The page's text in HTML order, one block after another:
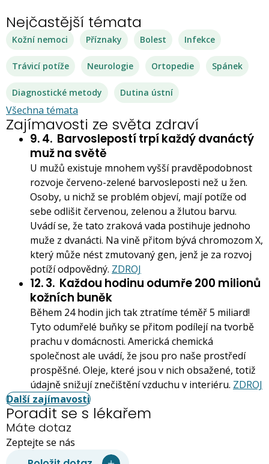
Nejčastější témata
Kožní nemoci Příznaky Bolest Infekce
Trávicí potíže Neurologie Ortopedie Spánek
Diagnostické metody Dutina ústní
Všechna témata
Zajímavosti ze světa zdraví
9. 4. Barvoslepostí trpí každý dvanáctý
muž na světě
U mužů existuje mnohem vyšší pravděpodobnost
rozvoje červeno-zelené barvosleposti než u žen.
Osoby, u nichž se problém objeví, mají potíže od
sebe odlišit červenou, zelenou a žlutou barvu.
Uvádí se, že tato zraková vada postihuje jednoho
muže z dvanácti. Na vině přitom bývá chromozom X,
který může nést zmutovaný gen, jenž je za rozvoj
potíží odpovědný. ZDROJ
12. 3. Každou hodinu odumře 200 milionů
kožních buněk
Během 24 hodin jich tak ztratíme téměř 5 miliard!
Tyto odumřelé buňky se přitom podílejí na tvorbě
prachu v domácnosti. Americká chemická
společnost ale uvádí, že jsou pro naše prostředí
prospěšné. Oleje, které jsou v nich obsažené, totiž
údajně snižují znečištění vzduchu v interiéru. ZDROJ
Další zajímavosti
Poradit se s lékařem
Máte dotaz
Zeptejte se nás